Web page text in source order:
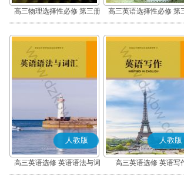
高三物理选择性必修 第三册 高三英语选择性必修 第
人教版
高三英语选修 英语语法与词
汇
人教版
高三英语选修 英语写